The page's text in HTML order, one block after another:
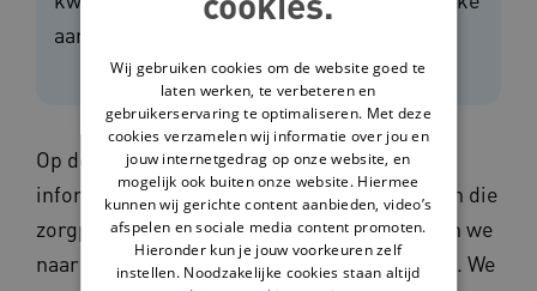
aanwezigheid van de expert.
Op deze pagina vind je onafhankelijke
informatie over verschillende technologieën die
zorgprocessen ondersteunen. Hierbij kijken we
naar de kosten, de voordelen en de effecten. We
Wij gebruiken cookies om de website goed te
laten werken, te verbeteren en
gebruikerservaring te optimaliseren. Met deze
cookies verzamelen wij informatie over jou en
jouw internetgedrag op onze website, en
mogelijk ook buiten onze website. Hiermee
kunnen wij gerichte content aanbieden, video’s
afspelen en sociale media content promoten.
Hieronder kun je jouw voorkeuren zelf
instellen. Noodzakelijke cookies staan altijd